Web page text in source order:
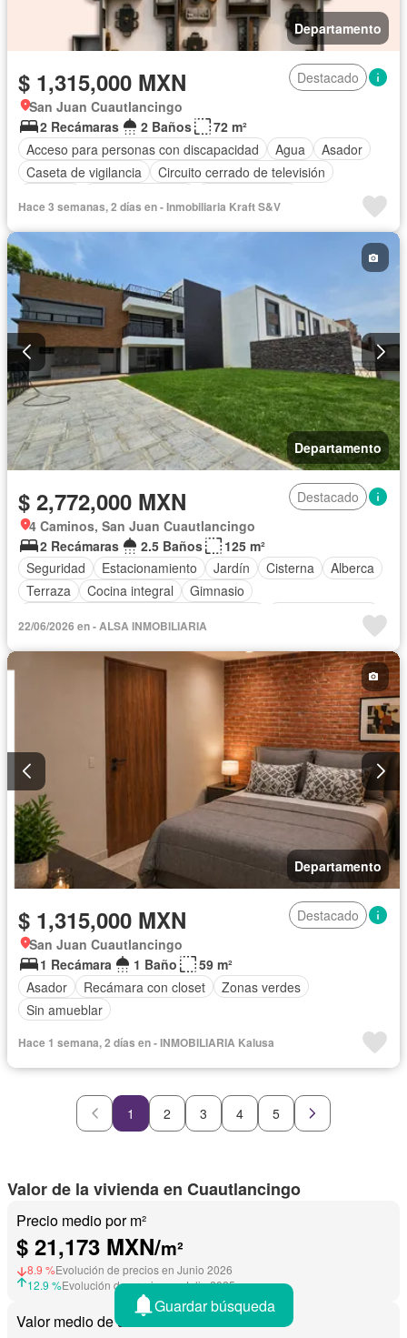
Departamento
$ 1,315,000 MXN
Destacado
San Juan Cuautlancingo
2 Recámaras
2 Baños
72 m²
Acceso para personas con discapacidad
Agua
Asador
Caseta de vigilancia
Circuito cerrado de televisión
Cuarto de Limpieza
Electricidad
Estacionamiento
Televisión por cable
Zonas verdes
Sin amueblar
Hace 3 semanas, 2 días en - Inmobiliaria Kraft S&V
Departamento
$ 2,772,000 MXN
Destacado
4 Caminos, San Juan Cuautlancingo
2 Recámaras
2.5 Baños
125 m²
Seguridad
Estacionamiento Jardín Cisterna
Alberca
Terraza
Cocina integral
Gimnasio
Cocina equipada
Zona infantil
Sala polivalente
Circuito cerrado de televisión
Electricidad
Agua
Cuarto de Limpieza
Televisión por cable
Asador
Caseta de vigilancia Sin amueblar
22/06/2026 en - ALSA INMOBILIARIA
Departamento
$ 1,315,000 MXN
Destacado
San Juan Cuautlancingo
1 Recámara
1 Baño
59 m²
Asador
Recámara con closet
Zonas verdes
Sin amueblar
Hace 1 semana, 2 días en - INMOBILIARIA Kalusa
1 2 3 4 5
Valor de la vivienda en Cuautlancingo
Precio medio por m²
$ 21,173 MXN/m²
8.9 %Evolución de precios en Junio 2026
12.9 %Evolución de precios en Julio 2025
Valor medio de una vivienda
Guardar búsqueda